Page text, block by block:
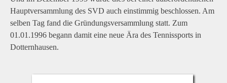
Hauptversammlung des SVD auch einstimmig beschlossen. Am
selben Tag fand die Gründungsversammlung statt. Zum
01.01.1996 begann damit eine neue Ära des Tennissports in
Dotternhausen.